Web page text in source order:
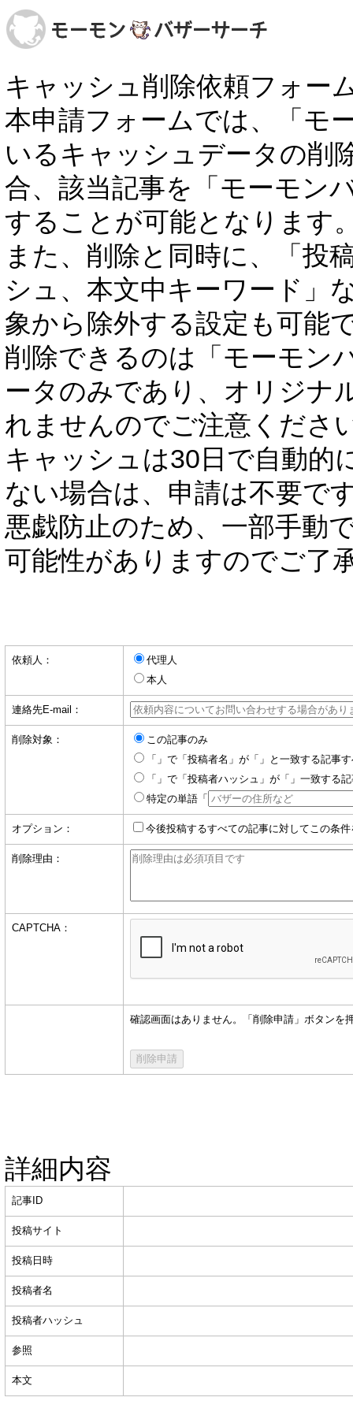
キャッシュ削除依頼フォー
本申請フォームでは、「モ
いるキャッシュデータの削
合、該当記事を「モーモン
することが可能となります
また、削除と同時に、「投
シュ、本文中キーワード」
象から除外する設定も可能
削除できるのは「モーモン
ータのみであり、オリジナ
れませんのでご注意くださ
キャッシュは30日で自動的
ない場合は、申請は不要で
悪戯防止のため、一部手動
可能性がありますのでご了
依頼人：
代理人
本人
連絡先E-mail：
削除対象：
この記事のみ
「」で「投稿者名」が「」と一致する記事
「」で「投稿者ハッシュ」が「」一致する
特定の単語「
オプション： 今後投稿するすべての記事に対してこの条
削除理由：
CAPTCHA：
確認画面はありません。「削除申請」ボタンを
詳細内容
記事ID
投稿サイト
投稿日時
投稿者名
投稿者ハッシュ
参照
本文